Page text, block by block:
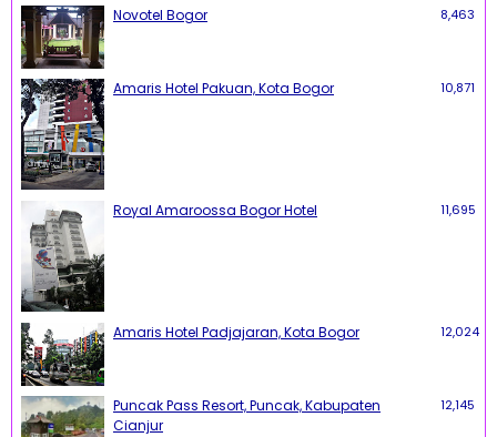
Novotel Bogor 8,463
Amaris Hotel Pakuan, Kota Bogor 10,871
Royal Amaroossa Bogor Hotel 11,695
Amaris Hotel Padjajaran, Kota Bogor 12,024
Puncak Pass Resort, Puncak, Kabupaten
Cianjur
12,145